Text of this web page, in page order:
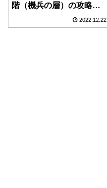
階（機兵の層）の攻略編
2022.12.22